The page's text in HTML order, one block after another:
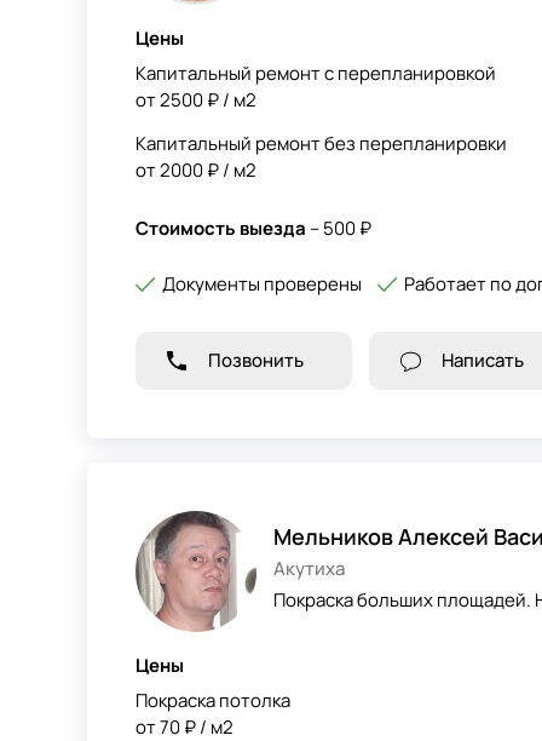
Цены
Капитальный ремонт с перепланировкой
от 2500 ₽ / м2
Капитальный ремонт без перепланировки
от 2000 ₽ / м2
Стоимость выезда – 500 ₽
Документы проверены Работает по
Позвонить Написать
Мельников Алексей
Акутиха
Покраска больших
Цены
Покраска потолка
от 70 ₽ / м2